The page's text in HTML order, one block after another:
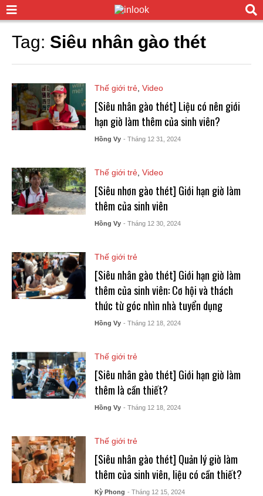
Tag: Siêu nhân gào thét
Thế giới trẻ, Video
[Siêu nhân gào thét] Liệu có nên giới
hạn giờ làm thêm của sinh viên?
Hồng Vy - Tháng 12 31, 2024
Thế giới trẻ, Video
[Siêu nhơn gào thét] Giới hạn giờ làm
thêm của sinh viên
Hồng Vy - Tháng 12 30, 2024
Thế giới trẻ
[Siêu nhân gào thét] Giới hạn giờ làm
thêm của sinh viên: Cơ hội và thách
thức từ góc nhìn nhà tuyển dụng
Hồng Vy - Tháng 12 18, 2024
Thế giới trẻ
[Siêu nhân gào thét] Giới hạn giờ làm
thêm là cần thiết?
Hồng Vy - Tháng 12 18, 2024
Thế giới trẻ
[Siêu nhân gào thét] Quản lý giờ làm
thêm của sinh viên, liệu có cần thiết?
Kỳ Phong - Tháng 12 15, 2024